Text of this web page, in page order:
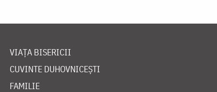
VIAȚA BISERICII
CUVINTE DUHOVNICEȘTI
FAMILIE